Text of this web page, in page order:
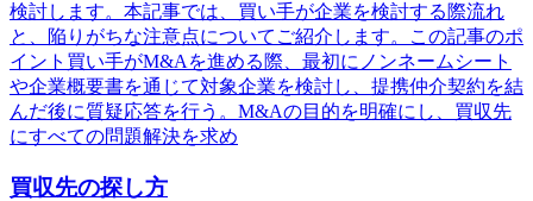
検討します。本記事では、買い手が企業を検討する際流れ
と、陥りがちな注意点についてご紹介します。この記事のポ
イント買い手がM&Aを進める際、最初にノンネームシート
や企業概要書を通じて対象企業を検討し、提携仲介契約を結
んだ後に質疑応答を行う。M&Aの目的を明確にし、買収先
にすべての問題解決を求め
買収先の探し方